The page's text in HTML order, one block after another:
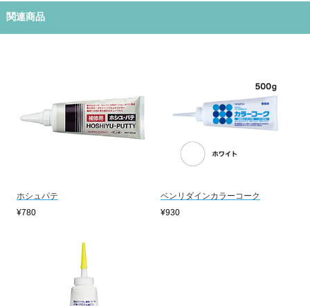
関連商品
ホシュパテ
¥780
ベンリダインカラーコーク
¥930